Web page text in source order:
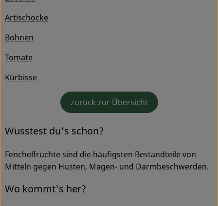
Backwaren
Drogerie
So geht's
Über uns
Artischocke
Bohnen
Tomate
Kürbisse
zurück zur Übersicht
Wusstest du's schon?
Fenchelfrüchte sind die häufigsten Bestandteile von
Mitteln gegen Husten, Magen- und Darmbeschwerden.
Wo kommt's her?